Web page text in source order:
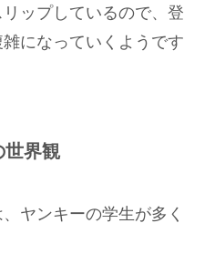
ップしているので、登
になっていくようです
世界観
ヤンキーの学生が多く